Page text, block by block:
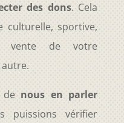
des dons. Cela
culturelle, sportive,
vente de votre
denous en parler
vérifier